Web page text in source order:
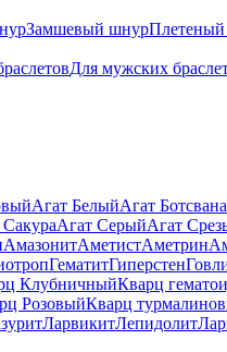
Замшевый шнур
Для мужских
Агат БелыйАгат Ботсвана
Агат СерыйАгат
АмазонитАметистАметрин
ГематитГиперстен
КлубничныйКварц
РозовыйКварц
ЛарвикитЛепидолит